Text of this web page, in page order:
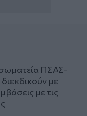
σωματεία ΠΣΑΣ-
με
με τις